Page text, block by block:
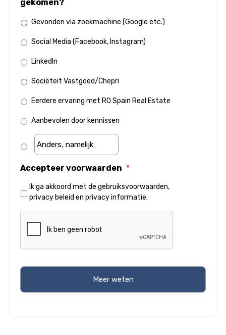
gekomen?
Gevonden via zoekmachine (Google etc.)
Social Media (Facebook, Instagram)
LinkedIn
Sociëteit Vastgoed/Chepri
Eerdere ervaring met RO Spain Real Estate
Aanbevolen door kennissen
Accepteer voorwaarden *
Ik ga akkoord met de gebruiksvoorwaarden,
privacy beleid en privacy informatie.